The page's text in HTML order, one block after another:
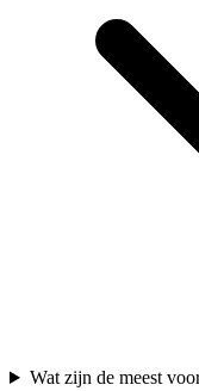
Wat zijn de meest